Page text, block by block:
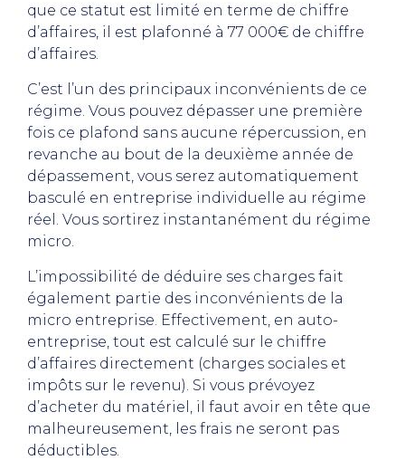
que ce statut est limité en terme de chiffre
d’affaires, il est plafonné à 77 000€ de chiffre
d’affaires.
C’est l’un des principaux inconvénients de ce
régime. Vous pouvez dépasser une première
fois ce plafond sans aucune répercussion, en
revanche au bout de la deuxième année de
dépassement, vous serez automatiquement
basculé en entreprise individuelle au régime
réel. Vous sortirez instantanément du régime
micro.
L’impossibilité de déduire ses charges fait
également partie des inconvénients de la
micro entreprise. Effectivement, en auto-
entreprise, tout est calculé sur le chiffre
d’affaires directement (charges sociales et
impôts sur le revenu). Si vous prévoyez
d’acheter du matériel, il faut avoir en tête que
malheureusement, les frais ne seront pas
déductibles.